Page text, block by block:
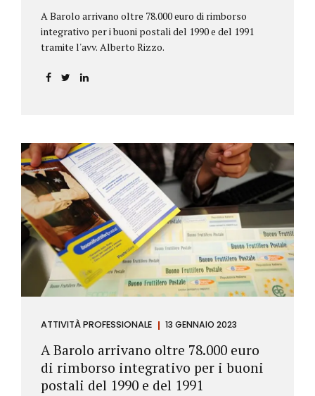
A Barolo arrivano oltre 78.000 euro di rimborso
integrativo per i buoni postali del 1990 e del 1991
tramite l'avv. Alberto Rizzo.
ATTIVITÀ PROFESSIONALE 13 GENNAIO 2023
A Barolo arrivano oltre 78.000 euro
di rimborso integrativo per i buoni
postali del 1990 e del 1991